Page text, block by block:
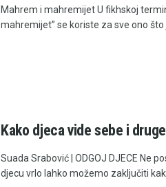
Mahrem i mahremijet U fikhskoj
mahremijet” se koriste za sve ono što
Kako djeca vide sebe i druge
Suada Srabović | ODGOJ DJECE Ne
djecu vrlo lahko možemo zaključiti